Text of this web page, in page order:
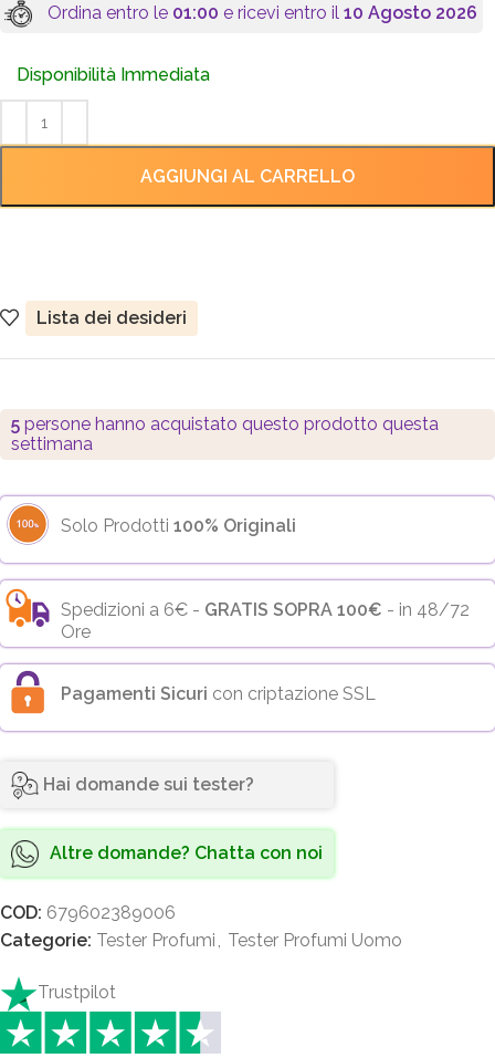
Ordina entro le 01:00 e ricevi entro il10 Agosto 2026
Disponibilità Immediata
AGGIUNGI AL CARRELLO
Lista dei desideri
5 persone hanno acquistato questo prodotto questa
settimana
Solo Prodotti 100% Originali
Spedizioni a 6€ - GRATIS SOPRA 100€ - in 48/72
Ore
Pagamenti Sicuri con criptazione SSL
Hai domande sui tester?
Altre domande? Chatta con noi
COD: 679602389006
Categorie: Tester Profumi , Tester Profumi Uomo
Trustpilot